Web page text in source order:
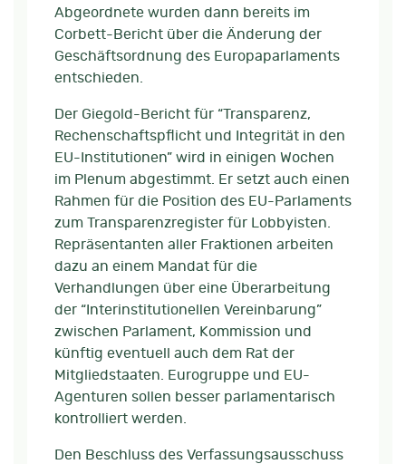
Abgeordnete wurden dann bereits im
Corbett-Bericht über die Änderung der
Geschäftsordnung des Europaparlaments
entschieden.
Der Giegold-Bericht für “Transparenz,
Rechenschaftspflicht und Integrität in den
EU-Institutionen” wird in einigen Wochen
im Plenum abgestimmt. Er setzt auch einen
Rahmen für die Position des EU-Parlaments
zum Transparenzregister für Lobbyisten.
Repräsentanten aller Fraktionen arbeiten
dazu an einem Mandat für die
Verhandlungen über eine Überarbeitung
der “Interinstitutionellen Vereinbarung”
zwischen Parlament, Kommission und
künftig eventuell auch dem Rat der
Mitgliedstaaten. Eurogruppe und EU-
Agenturen sollen besser parlamentarisch
kontrolliert werden.
Den Beschluss des Verfassungsausschuss